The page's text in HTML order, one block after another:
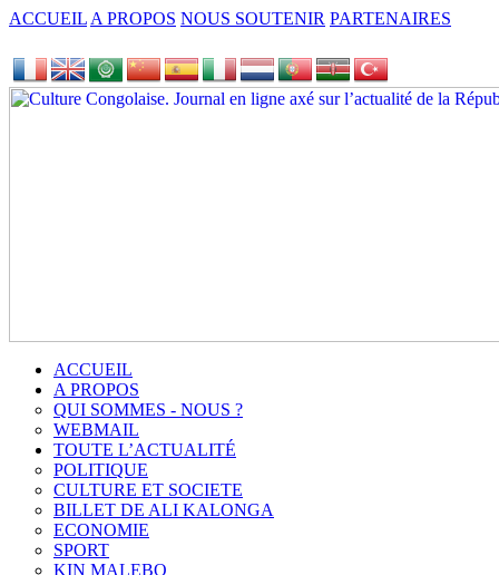
ACCUEIL A PROPOS NOUS SOUTENIR PARTENAIRES
ACCUEIL
A PROPOS
QUI SOMMES - NOUS ?
WEBMAIL
TOUTE L’ACTUALITÉ
POLITIQUE
CULTURE ET SOCIETE
BILLET DE ALI KALONGA
ECONOMIE
SPORT
KIN MALEBO